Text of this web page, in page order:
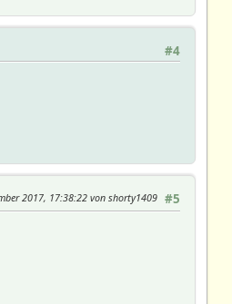
#4
#5
2017, 17:38:22 von shorty1409